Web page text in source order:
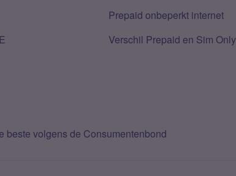
Prepaid onbeperkt internet
Verschil Prepaid en Sim Only
beste volgens de Consumentenbond